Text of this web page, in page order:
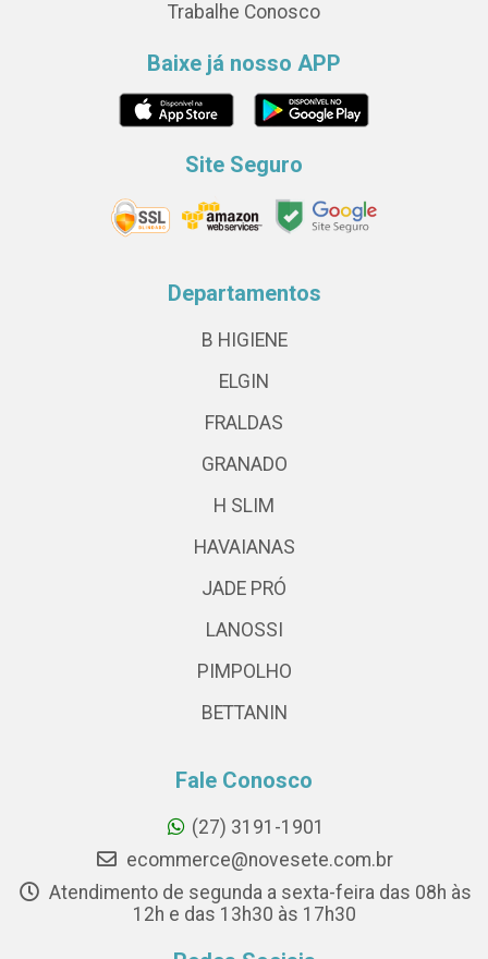
Trabalhe Conosco
Baixe já nosso APP
Site Seguro
Departamentos
B HIGIENE
ELGIN
FRALDAS
GRANADO
H SLIM
HAVAIANAS
JADE PRÓ
LANOSSI
PIMPOLHO
BETTANIN
Fale Conosco
(27) 3191-1901
ecommerce@novesete.com.br
Atendimento de segunda a sexta-feira das 08h às
12h e das 13h30 às 17h30